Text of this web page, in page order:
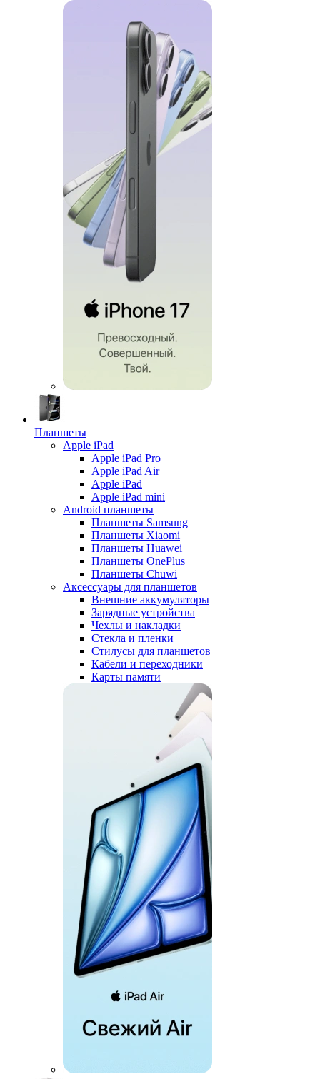
Планшеты
Apple iPad
Apple iPad Pro
Apple iPad Air
Apple iPad
Apple iPad mini
Android планшеты
Планшеты Samsung
Планшеты Xiaomi
Планшеты Huawei
Планшеты OnePlus
Планшеты Chuwi
Аксессуары для планшетов
Внешние аккумуляторы
Зарядные устройства
Чехлы и накладки
Стекла и пленки
Стилусы для планшетов
Кабели и переходники
Карты памяти